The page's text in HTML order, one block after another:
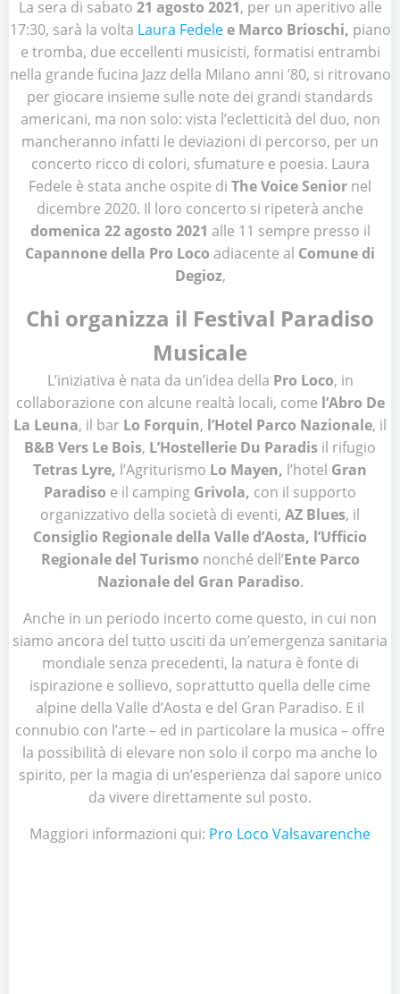
La sera di sabato 21 agosto 2021, per un aperitivo alle
17:30, sarà la volta Laura Fedelee Marco Brioschi, piano
e tromba, due eccellenti musicisti, formatisi entrambi
nella grande fucina Jazz della Milano anni ’80, si ritrovano
per giocare insieme sulle note dei grandi standards
americani, ma non solo: vista l’ecletticità del duo, non
mancheranno infatti le deviazioni di percorso, per un
concerto ricco di colori, sfumature e poesia. Laura
Fedele è stata anche ospite di The Voice Senior nel
dicembre 2020. Il loro concerto si ripeterà anche
domenica 22 agosto 2021 alle 11 sempre presso il
Capannone della Pro Loco adiacente al Comune di
Degioz,
Chi organizza il Festival Paradiso
Musicale
L’iniziativa è nata da un’idea della Pro Loco, in
collaborazione con alcune realtà locali, come l’Abro De
La Leuna, il bar Lo Forquin, l’Hotel Parco Nazionale, il
B&B Vers Le Bois, L’Hostellerie Du Paradis il rifugio
Tetras Lyre, l’Agriturismo Lo Mayen, l’hotel Gran
Paradiso e il camping Grivola, con il supporto
organizzativo della società di eventi, AZ Blues, il
Consiglio Regionale della Valle d’Aosta, l’Ufficio
Regionale del Turismo nonché dell’Ente Parco
Nazionale del Gran Paradiso.
Anche in un periodo incerto come questo, in cui non
siamo ancora del tutto usciti da un’emergenza sanitaria
mondiale senza precedenti, la natura è fonte di
ispirazione e sollievo, soprattutto quella delle cime
alpine della Valle d’Aosta e del Gran Paradiso. E il
connubio con l’arte – ed in particolare la musica – offre
la possibilità di elevare non solo il corpo ma anche lo
spirito, per la magia di un’esperienza dal sapore unico
da vivere direttamente sul posto.
Maggiori informazioni qui: Pro Loco Valsavarenche